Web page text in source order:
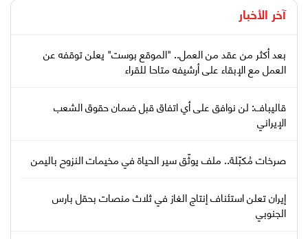
آخر الأخبار
بعد أكثر من عقد من العمل.. "الموقع بوست" يعلن توقفه عن
العمل مع الإبقاء على أرشيفه متاحا للقراء
قاليباف: لن نوافق على أي اتفاق قبل ضمان حقوق الشعب
الإيراني
صرخات مُكبّلة.. ملف يوثّق سير الحياة في مخيمات النزوح باليمن
إيران تعلن استئناف إنتاج الغاز في ثلاث منصات بحقل بارس
الجنوبي